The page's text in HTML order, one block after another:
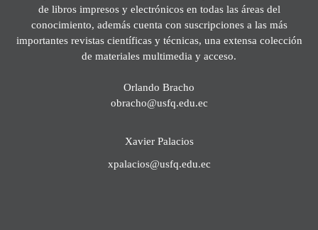
de libros impresos y electrónicos en todas las áreas del
conocimiento, además cuenta con suscripciones a las más
importantes revistas científicas y técnicas, una extensa colección
de materiales multimedia y acceso.
Orlando Bracho
obracho@usfq.edu.ec
Xavier Palacios
xpalacios@usfq.edu.ec